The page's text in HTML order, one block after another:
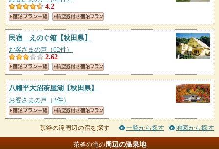
4.2
民宿 えのぐ箱 【秋田県】
お客さまの声（62件）
2.62
八幡平大沼茶屋湖 【秋田県】
お客さまの声（2件）
茶釜の滝周辺の宿を探す 一覧から探す 地図から探す
茶釜の滝の周辺の温泉地